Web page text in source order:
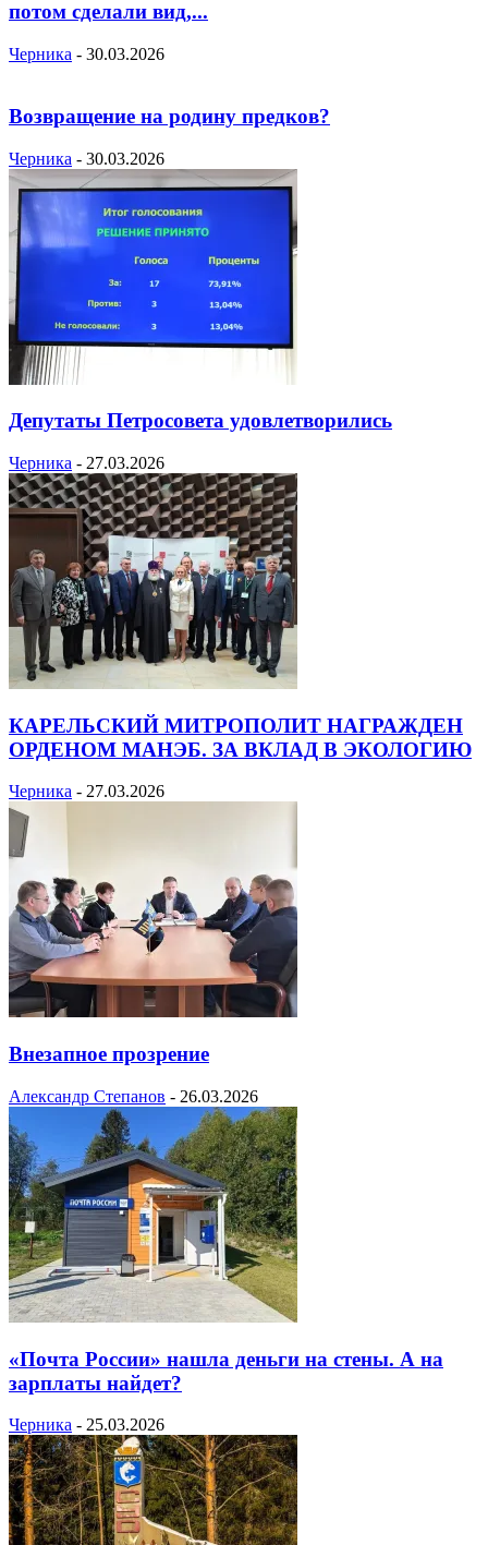
потом сделали вид,...
Черника - 30.03.2026
Возвращение на родину предков?
Черника - 30.03.2026
Депутаты Петросовета удовлетворились
Черника - 27.03.2026
КАРЕЛЬСКИЙ МИТРОПОЛИТ НАГРАЖДЕН
ОРДЕНОМ МАНЭБ. ЗА ВКЛАД В ЭКОЛОГИЮ
Черника - 27.03.2026
Внезапное прозрение
Александр Степанов - 26.03.2026
«Почта России» нашла деньги на стены. А на
зарплаты найдет?
Черника - 25.03.2026